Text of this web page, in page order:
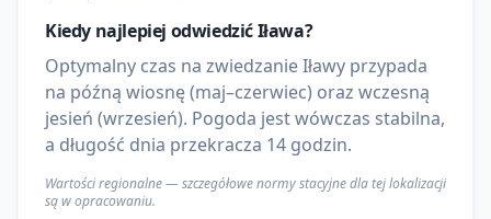
Kiedy najlepiej odwiedzićIława?
Optymalny czas na zwiedzanie Iławy przypada
na późną wiosnę (maj–czerwiec) oraz wczesną
jesień (wrzesień). Pogoda jest wówczas stabilna,
a długość dnia przekracza 14 godzin.
Wartości regionalne — szczegółowe normy stacyjne dla tej lokalizacji
są w opracowaniu.